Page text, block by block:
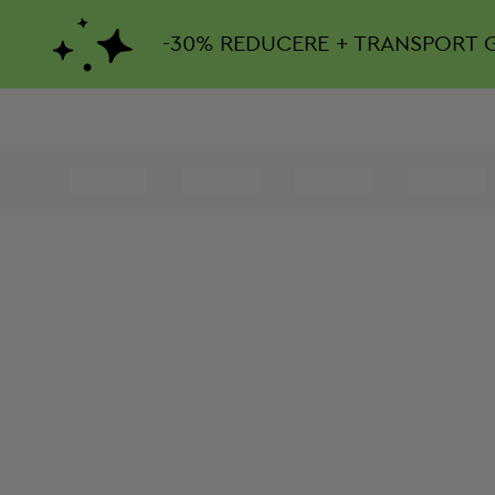
-30% REDUCERE + TRANSPORT